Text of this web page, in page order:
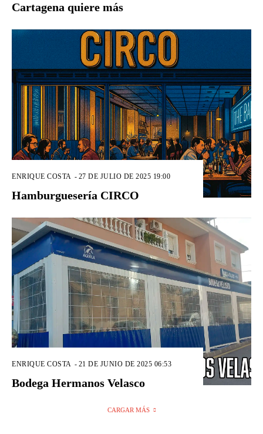
Cartagena quiere más
ENRIQUE COSTA - 27 DE JULIO DE 2025 19:00
Hamburguesería CIRCO
ENRIQUE COSTA - 21 DE JUNIO DE 2025 06:53
Bodega Hermanos Velasco
CARGAR MÁS